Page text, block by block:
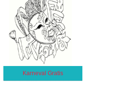
Karneval Gratis